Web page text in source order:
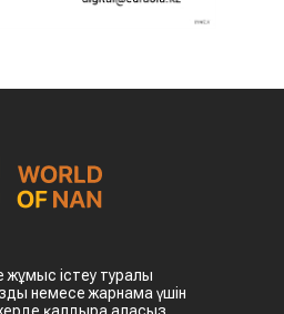
жұмыс істеу туралы
немесе жарнама үшін